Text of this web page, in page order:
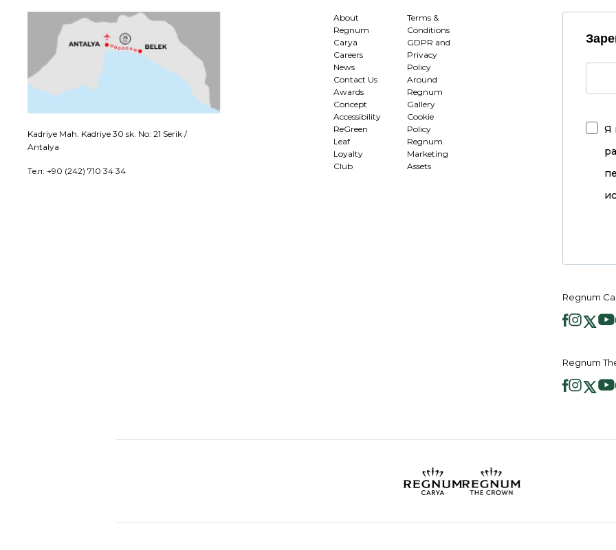
Kadriye Mah. Kadriye 30 sk. No: 21 Serik /
Antalya
Тел: +90 (242) 710 34 34
About
Regnum
Carya
Careers
News
Contact Us
Awards
Concept
Accessibility
ReGreen
Leaf
Loyalty
Club
Terms &
Conditions
GDPR and
Privacy
Policy
Around
Regnum
Gallery
Cookie
Policy
Regnum
Marketing
Assets
Я
Regnum
Regnum